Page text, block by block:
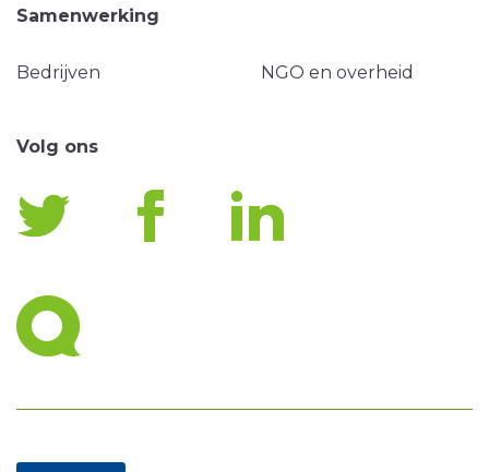
Samenwerking
Bedrijven NGO en overheid
Volg ons